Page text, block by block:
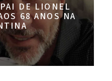
DE LIONEL
68 ANOS NA